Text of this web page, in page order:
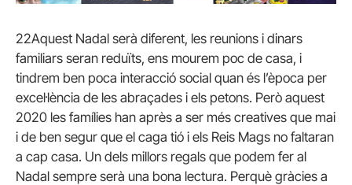
22Aquest Nadal serà diferent, les reunions i dinars
familiars seran reduïts, ens mourem poc de casa, i
tindrem ben poca interacció social quan és l’època per
excel·lència de les abraçades i els petons. Però aquest
2020 les famílies han après a ser més creatives que mai
i de ben segur que el caga tió i els Reis Mags no faltaran
a cap casa. Un dels millors regals que podem fer al
Nadal sempre serà una bona lectura. Perquè gràcies a